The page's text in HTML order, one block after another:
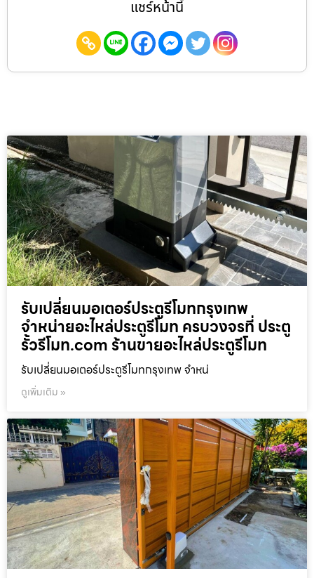
แชร์หน้านี้
รับเปลี่ยนมอเตอร์ประตูรีโมทกรุงเทพ
จำหน่ายอะไหล่ประตูรีโมท ครบวงจรที่ ประตู
รั้วรีโมท.com ร้านขายอะไหล่ประตูรีโมท
รับเปลี่ยนมอเตอร์ประตูรีโมทกรุงเทพ จำหน่
ดูเพิ่มเติม »